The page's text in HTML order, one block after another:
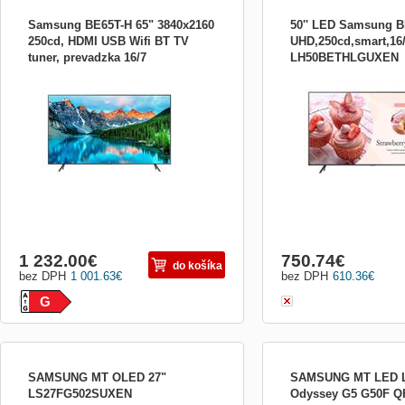
Samsung BE65T-H 65" 3840x2160
250cd, HDMI USB Wifi BT TV
tuner, prevadzka 16/7
4k 3840x2160; Rozhranie:HDMI, VGA,
USB, LAN, DisplayPort; Formát
obrazovky:16:9; Svietivosť (v nt):250;
VESA:400 x 400; Doba prevádzky:16/7
1 001.63€
bez DPH
1 232.00€ do košíka
G
50'' LED Samsung
LH50BETHLGUXEN
610.36€
bez DPH
750.74€
SAMSUNG MT OLED 27"
LS27FG502SUXEN
SAMSUNG MT LED
Odyssey G5 G50F